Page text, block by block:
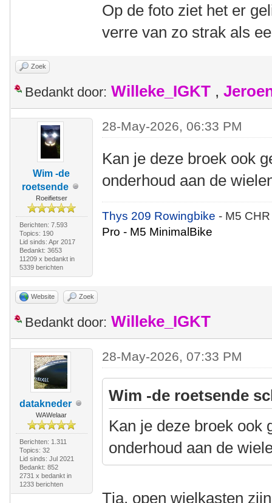
Op de foto ziet het er
verre van zo strak als
Zoek
Bedankt door: Willeke_IGKT ,
Wim -de
roetsende
Roeifietser
Berichten: 7.593
Topics: 190
Lid sinds: Apr 2017
Bedankt: 3653
11209 x bedankt in
5339 berichten
28-May-2026, 06:33 PM
Kan je deze broek ook
onderhoud aan de
Thys 209 Rowingbike- M5
Pro - M5 MinimalBike
Website Zoek
Bedankt door: Willeke_IGKT
datakneder
WAWelaar
Berichten: 1.311
Topics: 32
Lid sinds: Jul 2021
Bedankt: 852
2731 x bedankt in
1233 berichten
28-May-2026, 07:33 PM
Wim -de roetsende
Kan je deze broek ook
onderhoud aan de
Tja, open wielkasten